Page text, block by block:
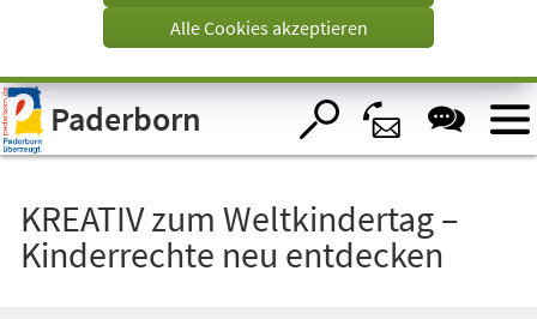
Visuelle
Assistenzsoftware
öffnen.
Alle Cookies akzeptieren
Paderborn
KREATIV zum Weltkindertag –
Kinderrechte neu entdecken